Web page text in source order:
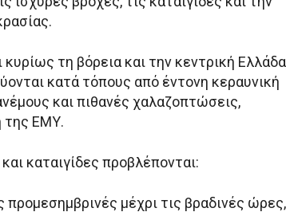
τη βόρεια και την κεντρική
κατά τόπους από έντονη κεραυνική
και πιθανές χαλαζοπτώσεις,
της ΕΜΥ.
καταιγίδες προβλέπονται:
προμεσημβρινές μέχρι τις βραδινές ώρες,